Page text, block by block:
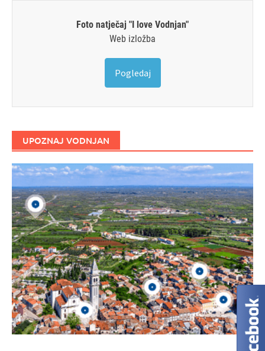
Foto natječaj "I love Vodnjan"
Web izložba
Pogledaj
UPOZNAJ VODNJAN